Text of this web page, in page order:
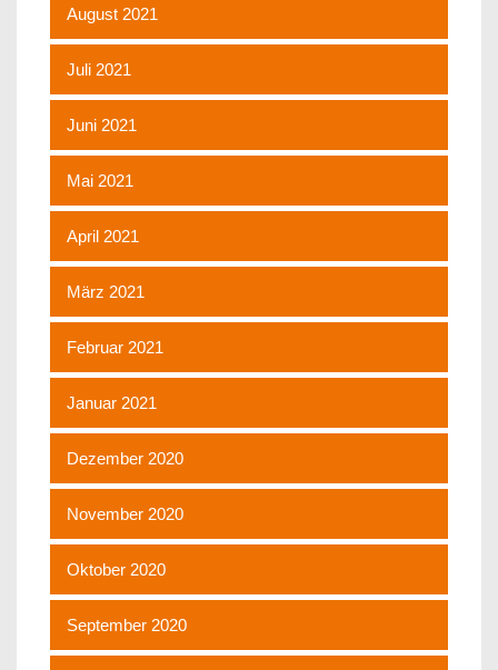
August 2021
Juli 2021
Juni 2021
Mai 2021
April 2021
März 2021
Februar 2021
Januar 2021
Dezember 2020
November 2020
Oktober 2020
September 2020